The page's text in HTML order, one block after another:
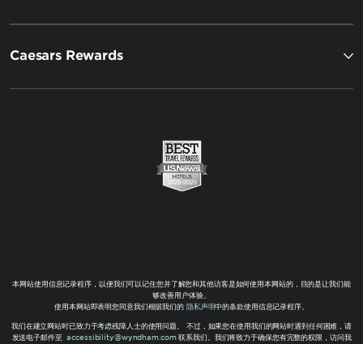
Caesars Rewards
本网站使用信息记录程序，以便我们可以记住您并了解您和其他访客是如何使用本网站的，目的是让我们能
够改善用户体验。
使用本网站即表明您同意我们根据我们的 隐私声明中的条款使用信息记录程序。
我们在建立网站时已致力于考虑残障人士的使用问题。 不过，如果您在使用我们的网站时遇到任何困难，请
发送电子邮件至accessibility@wyndham.com联系我们。我们将致力于确保您有完整的权限，访问我